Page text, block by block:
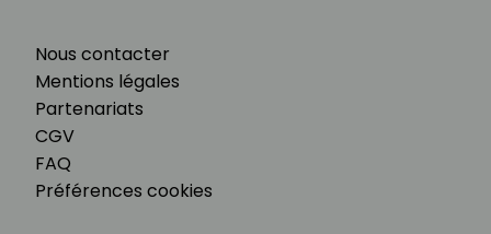
Nous contacter
Mentions légales
Partenariats
CGV
FAQ
Préférences cookies